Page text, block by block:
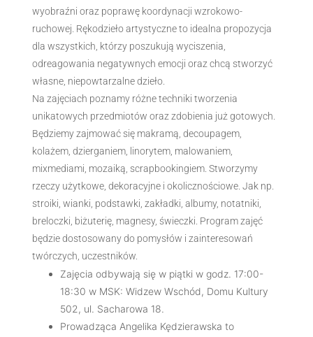
wyobraźni oraz poprawę koordynacji wzrokowo-
ruchowej. Rękodzieło artystyczne to idealna propozycja
dla wszystkich, którzy poszukują wyciszenia,
odreagowania negatywnych emocji oraz chcą stworzyć
własne, niepowtarzalne dzieło.
Na zajęciach poznamy różne techniki tworzenia
unikatowych przedmiotów oraz zdobienia już gotowych.
Będziemy zajmować się makramą, decoupagem,
kolażem, dzierganiem, linorytem, malowaniem,
mixmediami, mozaiką, scrapbookingiem. Stworzymy
rzeczy użytkowe, dekoracyjne i okolicznościowe. Jak np.
stroiki, wianki, podstawki, zakładki, albumy, notatniki,
breloczki, biżuterię, magnesy, świeczki. Program zajęć
będzie dostosowany do pomysłów i zainteresowań
twórczych, uczestników.
Zajęcia odbywają się w piątki w godz. 17:00-
18:30 w MSK: Widzew Wschód, Domu Kultury
502, ul. Sacharowa 18.
Prowadząca Angelika Kędzierawska to